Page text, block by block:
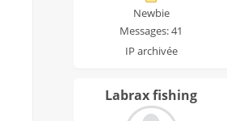
Newbie
Messages: 41
IP archivée
Labrax fishing